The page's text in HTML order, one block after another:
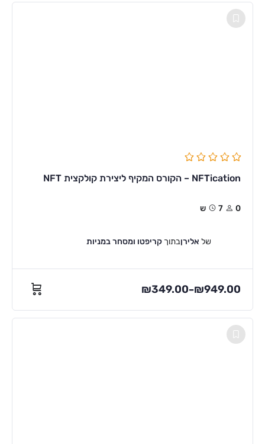
NFTication – הקורס המקיף ליצירת קולקצית NFT
0 7ש
של אלירןבתוך קריפטו ומסחר במניות
₪349.00–₪949.00